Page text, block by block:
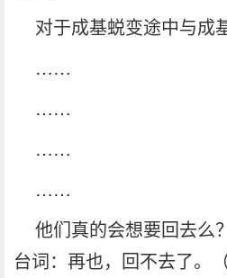
对于成基蜕变途中与
……
……
……
……
他们真的会想要回去么
台词：再也，回不去了。